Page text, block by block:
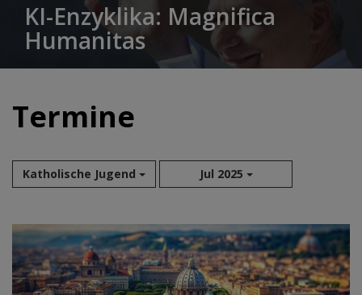
KI-Enzyklika: Magnifica
Humanitas
Termine
Katholische Jugend Jul 2025
Aug 2026
Sep 2026
Okt 2026